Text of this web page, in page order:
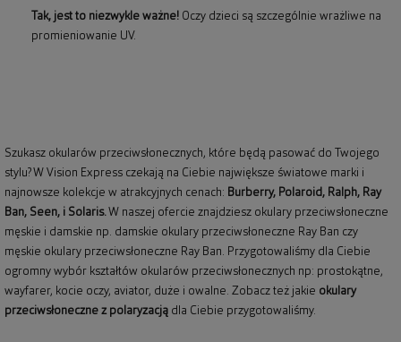
Tak, jest to niezwykle ważne! Oczy dzieci są szczególnie wrażliwe na
promieniowanie UV.
Szukasz okularów przeciwsłonecznych, które będą pasować do Twojego
stylu? W Vision Express czekają na Ciebie największe światowe marki i
najnowsze kolekcje w atrakcyjnych cenach: Burberry, Polaroid , Ralph, Ray
Ban, Seen, i Solaris. W naszej ofercie znajdziesz okulary przeciwsłoneczne
męskie i damskie np. damskie okulary przeciwsłoneczne Ray Ban czy
męskie okulary przeciwsłoneczne Ray Ban. Przygotowaliśmy dla Ciebie
ogromny wybór kształtów okularów przeciwsłonecznych np: prostokątne,
wayfarer, kocie oczy, aviator, duże i owalne. Zobacz też jakie okulary
przeciwsłoneczne z polaryzacją dla Ciebie przygotowaliśmy.